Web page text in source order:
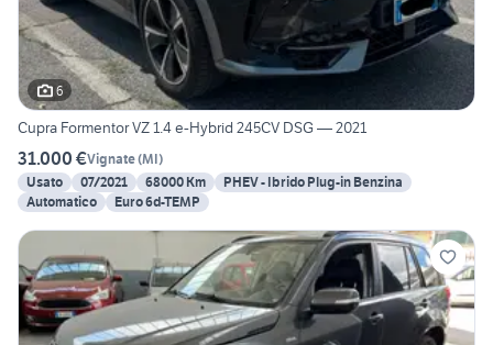
6
Cupra Formentor VZ 1.4 e-Hybrid 245CV DSG — 2021
31.000 €Vignate(MI)
Usato
07/2021 68000 Km
PHEV - Ibrido Plug-in Benzina
Automatico
Euro 6d-TEMP